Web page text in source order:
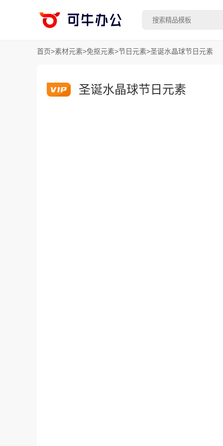
首页>素材元素>免抠元素>节日元素>圣诞水晶球节日元素
圣诞水晶球节日元素